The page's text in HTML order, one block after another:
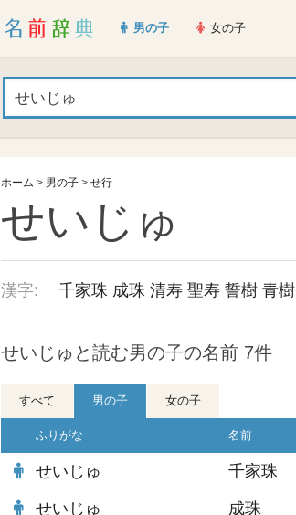
男の子 女の子
ホーム > 男の子 > せ行
せいじゅ
漢字: 千家珠 成珠 清寿 聖寿 誓樹 青樹
せいじゅと読む男の子の名前 7件
すべて 男の子 女の子
ふりがな 名前
せいじゅ 千家珠
せいじゅ 成珠